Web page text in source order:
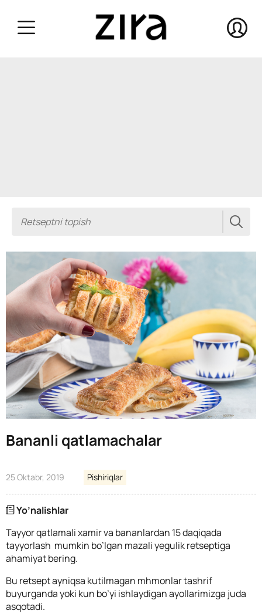
Bananli qatlamachalar
25 Oktabr, 2019 Pishiriqlar
Yo’nalishlar
Tayyor qatlamali xamir va bananlardan 15 daqiqada
tayyorlash mumkin bo’lgan mazali yegulik retseptiga
ahamiyat bering.
Bu retsept ayniqsa kutilmagan mhmonlar tashrif
buyurganda yoki kun bo’yi ishlaydigan ayollarimizga juda
asqotadi.